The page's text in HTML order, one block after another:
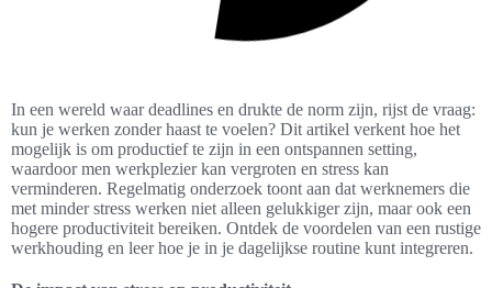
In een wereld waar deadlines en drukte de norm zijn, rijst de vraag:
kun je werken zonder haast te voelen? Dit artikel verkent hoe het
mogelijk is om productief te zijn in een ontspannen setting,
waardoor men werkplezier kan vergroten en stress kan
verminderen. Regelmatig onderzoek toont aan dat werknemers die
met minder stress werken niet alleen gelukkiger zijn, maar ook een
hogere productiviteit bereiken. Ontdek de voordelen van een rustige
werkhouding en leer hoe je in je dagelijkse routine kunt integreren.